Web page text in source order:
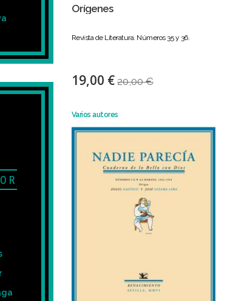
Orígenes
Revista de Literatura. Números 35 y 36.
19,00 € 20,00 €
Varios autores